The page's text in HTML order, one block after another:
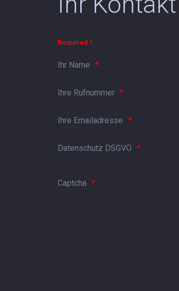
Required *
Ihr Name
Ihre Rufnummer
Ihre Emailadresse
Datenschutz DSGVO
Captcha